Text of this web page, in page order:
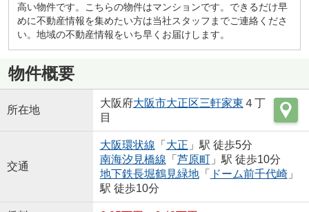
高い物件です。こちらの物件はマンションです。できるだけ早
めに不動産情報を集めたい方は当社スタッフまでご連絡くださ
い。地域の不動産情報をいち早くお届けします。
物件概要
所在地
大阪府大阪市大正区三軒家東 ４丁
目
交通
大阪環状線 「 大正 」駅 徒歩5分
南海汐見橋線 「 芦原町」駅 徒歩10分
地下鉄長堀鶴見緑地「 ドーム前千代崎」
駅 徒歩10分